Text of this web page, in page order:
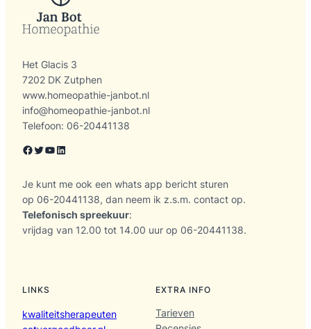
Het Glacis 3
7202 DK Zutphen
www.homeopathie-janbot.nl
info@homeopathie-janbot.nl
Telefoon: 06-20441138
Facebook Twitter YouTube LinkedIn
Je kunt me ook een whats app bericht sturen
op 06-20441138, dan neem ik z.s.m. contact op.
Telefonisch spreekuur:
vrijdag van 12.00 tot 14.00 uur op 06-20441138.
LINKS
kwaliteitsherapeuten
EXTRA INFO
Tarieven